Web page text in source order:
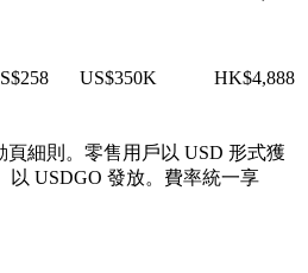
US$350K HK$4,888
細則。零售用戶以 USD 形式獲
以 USDGO 發放。費率統一享